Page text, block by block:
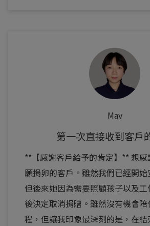
Mav
第一次直接收到客戶
**【感謝客戶給予的肯定】** 想
願捐卵的客戶。雖然我們已經開始
但後來她因為需要照顧孩子以及
後決定取消捐贈。雖然沒有機會
程，但讓我印象最深刻的是，在